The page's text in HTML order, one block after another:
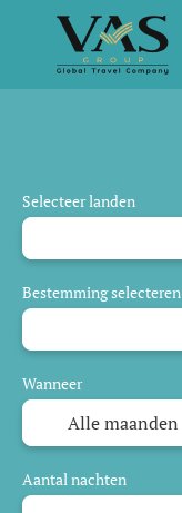
Selecteer landen
Bestemming selecteren
Wanneer
Aantal nachten